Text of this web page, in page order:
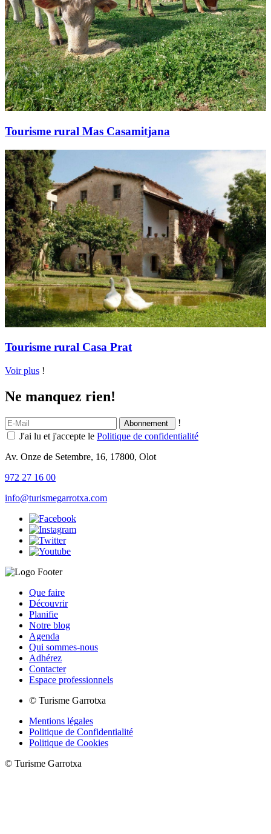
Tourisme rural Mas Casamitjana
Tourisme rural Casa Prat
Voir plus !
Ne manquez rien!
!
J'ai lu et j'accepte le Politique de confidentialité
Av. Onze de Setembre, 16, 17800, Olot
972 27 16 00
info@turismegarrotxa.com
Que faire
Découvrir
Planifie
Notre blog
Agenda
Qui sommes-nous
Adhérez
Contacter
Espace professionnels
© Turisme Garrotxa
Mentions légales
Politique de Confidentialité
Politique de Cookies
© Turisme Garrotxa